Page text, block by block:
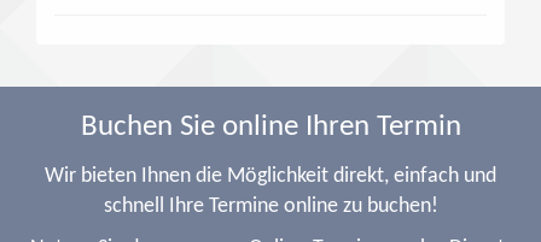
Buchen Sie online Ihren Termin
Wir bieten Ihnen die Möglichkeit direkt, einfach und
schnell Ihre Termine online zu buchen!